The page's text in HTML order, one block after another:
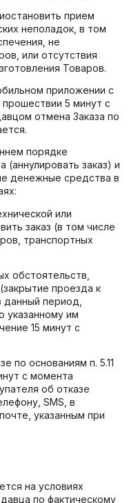
прием
неполадок, в том
не
или отсутствия
Товаров.
приложении с
5 минут с
отмена Заказа по
порядке
(аннулировать заказ) и
денежные средства в
или
заказ (в том числе
транспортных
обстоятельств,
проезда к
период,
указанному им
15 минут с
по основаниям п. 5.11
с момента
об отказе
SMS, в
указанным при
на условиях
по фактическому